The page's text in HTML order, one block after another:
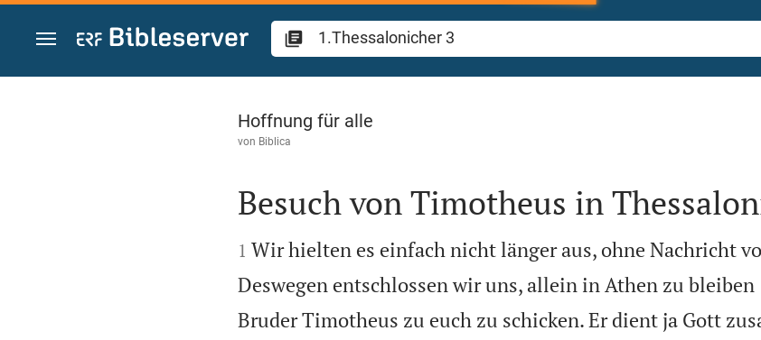
Zum Inhalt springen
1.Thessalonicher 3
Hoffnung für alle
von Biblica

Besuch von Timotheus in

1 Wir hielten es einfach nicht länger aus, ohne Nachricht
Deswegen entschlossen wir uns, allein in Athen zu bleiben
Bruder Timotheus zu euch zu schicken. Er dient ja Gott